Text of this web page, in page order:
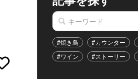
#焼き鳥 #カウンター
#ワイン
#ストーリー